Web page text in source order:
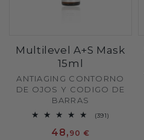
Multilevel A+S Mask
15ml
Fornecedor:
ANTIAGING CONTORNO
DE OJOS Y CODIGO DE
BARRAS
(391)
Preço
48, 90 €